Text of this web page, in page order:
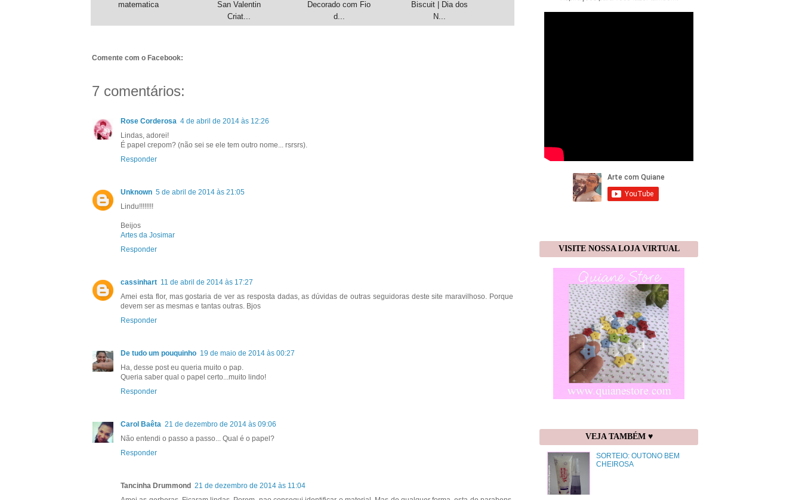
matematica
San Valentin
Criat...
Decorado com Fio
d...
Biscuit | Dia dos
N...
Comente com o Facebook:
7 comentários:
Rose Corderosa 4 de abril de 2014 às 12:26
Lindas, adorei!
É papel crepom? (não sei se ele tem outro nome... rsrsrs).
Responder
Unknown 5 de abril de 2014 às 21:05
Lindu!!!!!!!!
Beijos
Artes da Josimar
Responder
cassinhart 11 de abril de 2014 às 17:27
Amei esta flor, mas gostaria de ver as resposta dadas, as dúvidas de outras seguidoras deste site maravilhoso. Porque
devem ser as mesmas e tantas outras. Bjos
Responder
De tudo um pouquinho 19 de maio de 2014 às 00:27
Ha, desse post eu queria muito o pap.
Queria saber qual o papel certo...muito lindo!
Responder
Carol Baêta 21 de dezembro de 2014 às 09:06
Não entendi o passo a passo... Qual é o papel?
Responder
Tancinha Drummond 21 de dezembro de 2014 às 11:04
VISITE NOSSA LOJA VIRTUAL
VEJA TAMBÉM ♥
SORTEIO: OUTONO BEM
CHEIROSA